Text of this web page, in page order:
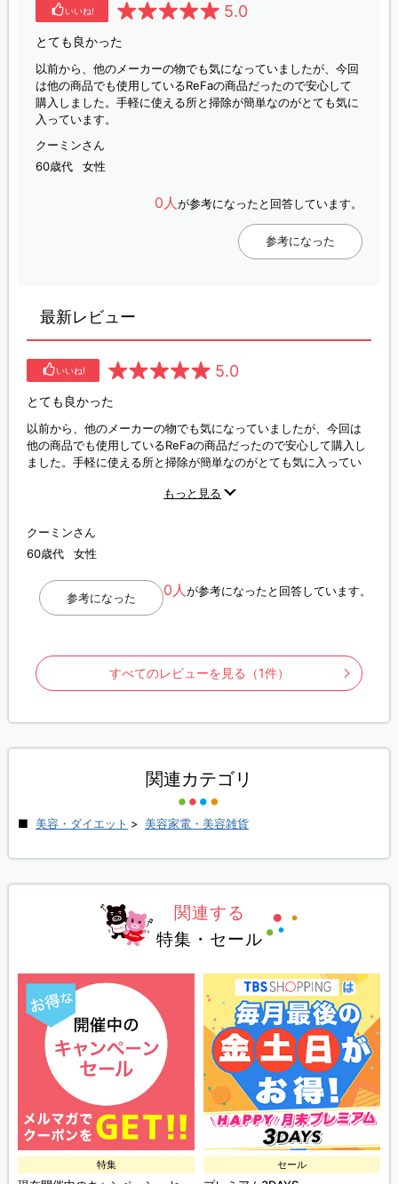
いいね! 5.0
とても良かった
以前から、他のメーカーの物でも気になっていましたが、今回
は他の商品でも使用しているReFaの商品だったので安心して
購入しました。手軽に使える所と掃除が簡単なのがとても気に
入っています。
クーミンさん
60歳代
女性
0人 が参考になったと回答しています。
参考になった
最新レビュー
いいね! 5.0
とても良かった
以前から、他のメーカーの物でも気になっていましたが、今回は
他の商品でも使用しているReFaの商品だったので安心して購入し
ました。手軽に使える所と掃除が簡単なのがとても気に入ってい
もっと見る
クーミンさん
60歳代
女性
0人が参考になったと回答しています。
参考になった
すべてのレビューを見る（1件）
関連カテゴリ
美容・ダイエット > 美容家電・美容雑貨
関連する
特集・セール
特集 セール